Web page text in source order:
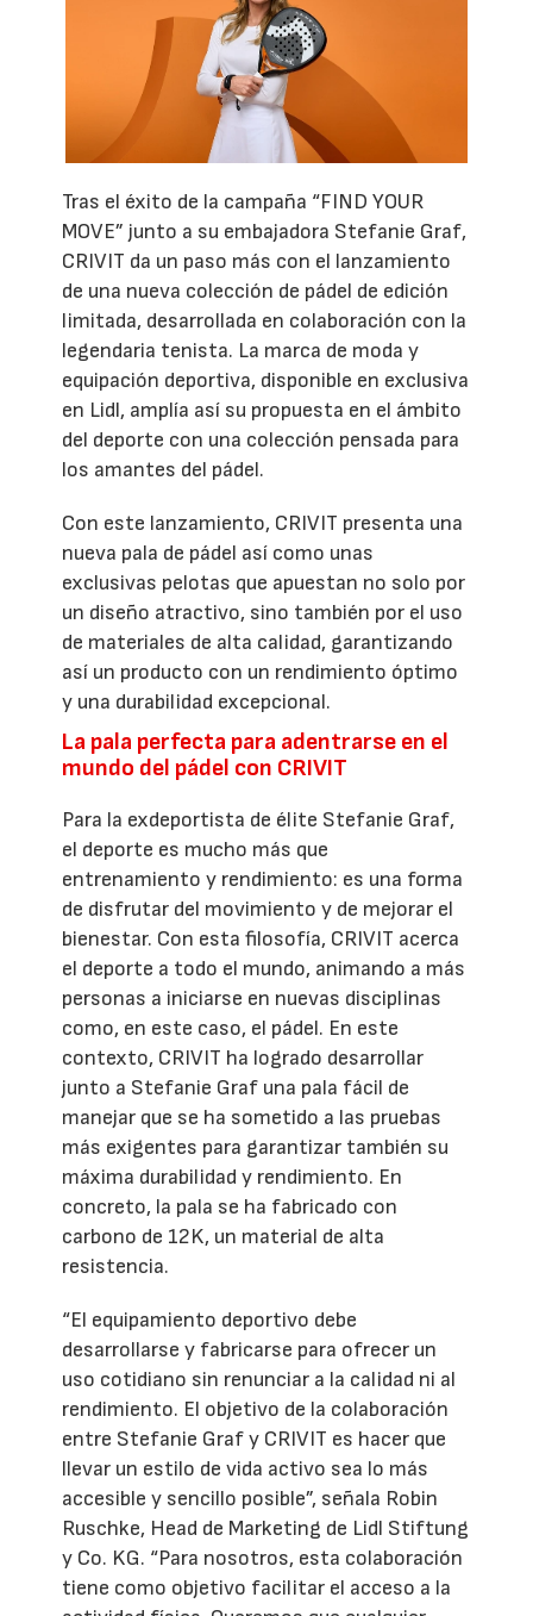
Tras el éxito de la campaña “FIND YOUR
MOVE” junto a su embajadora Stefanie Graf,
CRIVIT da un paso más con el lanzamiento
de una nueva colección de pádel de edición
limitada, desarrollada en colaboración con la
legendaria tenista. La marca de moda y
equipación deportiva, disponible en exclusiva
en Lidl, amplía así su propuesta en el ámbito
del deporte con una colección pensada para
los amantes del pádel.
Con este lanzamiento, CRIVIT presenta una
nueva pala de pádel así como unas
exclusivas pelotas que apuestan no solo por
un diseño atractivo, sino también por el uso
de materiales de alta calidad, garantizando
así un producto con un rendimiento óptimo
y una durabilidad excepcional.
La pala perfecta para adentrarse en el
mundo del pádel con CRIVIT
Para la exdeportista de élite Stefanie Graf,
el deporte es mucho más que
entrenamiento y rendimiento: es una forma
de disfrutar del movimiento y de mejorar el
bienestar. Con esta filosofía, CRIVIT acerca
el deporte a todo el mundo, animando a más
personas a iniciarse en nuevas disciplinas
como, en este caso, el pádel. En este
contexto, CRIVIT ha logrado desarrollar
junto a Stefanie Graf una pala fácil de
manejar que se ha sometido a las pruebas
más exigentes para garantizar también su
máxima durabilidad y rendimiento. En
concreto, la pala se ha fabricado con
carbono de 12K, un material de alta
resistencia.
“El equipamiento deportivo debe
desarrollarse y fabricarse para ofrecer un
uso cotidiano sin renunciar a la calidad ni al
rendimiento. El objetivo de la colaboración
entre Stefanie Graf y CRIVIT es hacer que
llevar un estilo de vida activo sea lo más
accesible y sencillo posible”, señala Robin
Ruschke, Head de Marketing de Lidl Stiftung
y Co. KG. “Para nosotros, esta colaboración
tiene como objetivo facilitar el acceso a la